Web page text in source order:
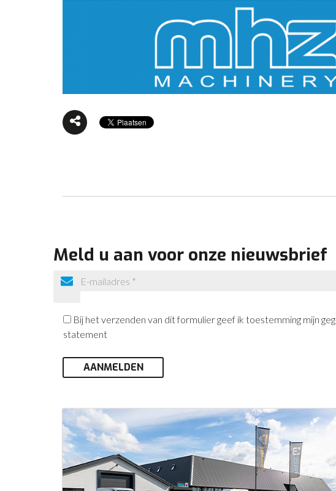
Meld u aan voor onze nieuwsbrief
Bij het verzenden van dit formulier geef ik toestemming mijn
statement